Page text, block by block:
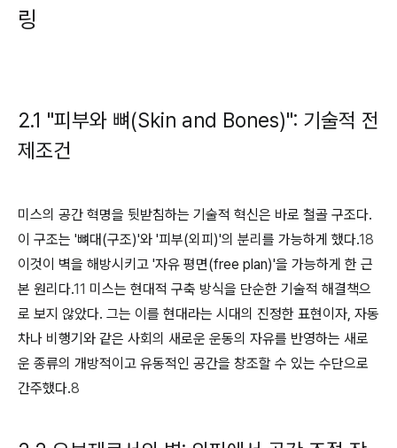
링
2.1 "피부와 뼈(Skin and Bones)": 기술적 전
제조건
미스의 공간 혁명을 뒷받침하는 기술적 혁신은 바로 철골 구조다.
이 구조는 '뼈대(구조)'와 '피부(외피)'의 분리를 가능하게 했다.18
이것이 벽을 해방시키고 '자유 평면(free plan)'을 가능하게 한 근
본 원리다.11 미스는 현대적 구축 방식을 단순한 기술적 해결책으
로 보지 않았다. 그는 이를 현대라는 시대의 진정한 표현이자, 자동
차나 비행기와 같은 사회의 새로운 운동의 자유를 반영하는 새로
운 종류의 개방적이고 유동적인 공간을 창조할 수 있는 수단으로
간주했다.8